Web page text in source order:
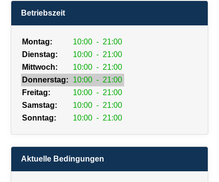
Betriebszeit
Montag: 10:00 - 21:00
Dienstag:
10:00 - 21:00
Mittwoch:
10:00 - 21:00
Donnerstag:
10:00 - 21:00
Freitag:
10:00 - 21:00
Samstag:
10:00 - 21:00
Sonntag:
10:00 - 21:00
Aktuelle Bedingungen